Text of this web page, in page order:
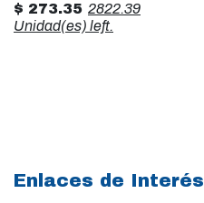
$ 273.35 2822.39
Unidad(es) left.
Enlaces de Interés